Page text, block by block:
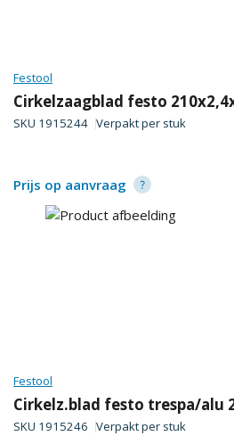
Festool
Cirkelzaagblad festo
SKU 1915244 Verpakt per stuk
Prijs op aanvraag
Festool
Cirkelz.blad festo trespa/alu
SKU 1915246 Verpakt per stuk